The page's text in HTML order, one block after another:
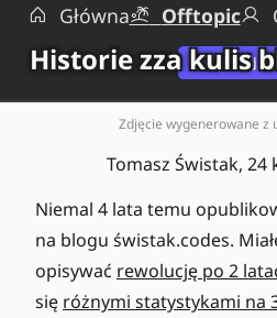
Główna Offtopic
Historie zza kulis
Zdjęcie wygenerowane z
Tomasz Świstak, 24
Niemal 4 lata temu
na blogu świstak.codes.
opisywać rewolucję po 2
się różnymi statystykami na